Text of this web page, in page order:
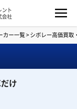
ント
会社
カー一覧>シボレー高価買取
け